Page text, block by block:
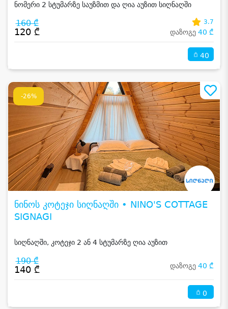
ნომერი 2 სტუმარზე საუზმით და ღია აუზით სიღნაღში
160 ₾
120 ₾
3.7
დაზოგე 40 ₾
40
-26%
ნინოს კოტეჯი სიღნაღში • NINO'S COTTAGE
SIGNAGI
სიღნაღში, კოტეჯი 2 ან 4 სტუმარზე ღია აუზით
190 ₾
140 ₾ დაზოგე 40 ₾
0